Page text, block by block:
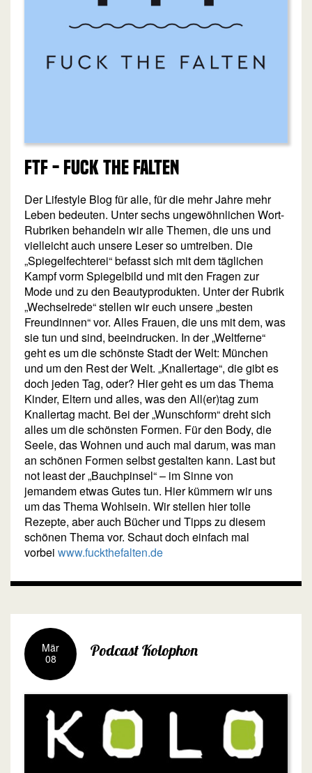
FTF - Fuck the Falten
Der Lifestyle Blog für alle, für die mehr Jahre mehr
Leben bedeuten. Unter sechs ungewöhnlichen Wort-
Rubriken behandeln wir alle Themen, die uns und
vielleicht auch unsere Leser so umtreiben. Die
„Spiegelfechterei“ befasst sich mit dem täglichen
Kampf vorm Spiegelbild und mit den Fragen zur
Mode und zu den Beautyprodukten. Unter der Rubrik
„Wechselrede“ stellen wir euch unsere „besten
Freundinnen“ vor. Alles Frauen, die uns mit dem, was
sie tun und sind, beeindrucken. In der „Weltferne“
geht es um die schönste Stadt der Welt: München
und um den Rest der Welt. „Knallertage“, die gibt es
doch jeden Tag, oder? Hier geht es um das Thema
Kinder, Eltern und alles, was den All(er)tag zum
Knallertag macht. Bei der „Wunschform“ dreht sich
alles um die schönsten Formen. Für den Body, die
Seele, das Wohnen und auch mal darum, was man
an schönen Formen selbst gestalten kann. Last but
not least der „Bauchpinsel“ – im Sinne von
jemandem etwas Gutes tun. Hier kümmern wir uns
um das Thema Wohlsein. Wir stellen hier tolle
Rezepte, aber auch Bücher und Tipps zu diesem
schönen Thema vor. Schaut doch einfach mal
vorbei www.fuckthefalten.de
Mär
08
Podcast Kolophon